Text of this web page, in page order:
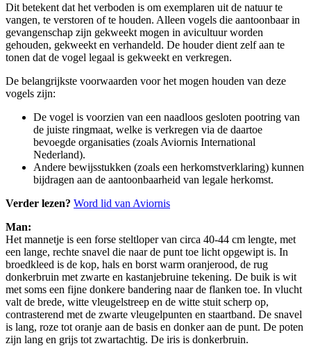
Dit betekent dat het verboden is om exemplaren uit de natuur te
vangen, te verstoren of te houden. Alleen vogels die aantoonbaar in
gevangenschap zijn gekweekt mogen in avicultuur worden
gehouden, gekweekt en verhandeld. De houder dient zelf aan te
tonen dat de vogel legaal is gekweekt en verkregen.
De belangrijkste voorwaarden voor het mogen houden van deze
vogels zijn:
De vogel is voorzien van een naadloos gesloten pootring van
de juiste ringmaat, welke is verkregen via de daartoe
bevoegde organisaties (zoals Aviornis International
Nederland).
Andere bewijsstukken (zoals een herkomstverklaring) kunnen
bijdragen aan de aantoonbaarheid van legale herkomst.
Verder lezen? Word lid van Aviornis
Man:
Het mannetje is een forse steltloper van circa 40-44 cm lengte, met
een lange, rechte snavel die naar de punt toe licht opgewipt is. In
broedkleed is de kop, hals en borst warm oranjerood, de rug
donkerbruin met zwarte en kastanjebruine tekening. De buik is wit
met soms een fijne donkere bandering naar de flanken toe. In vlucht
valt de brede, witte vleugelstreep en de witte stuit scherp op,
contrasterend met de zwarte vleugelpunten en staartband. De snavel
is lang, roze tot oranje aan de basis en donker aan de punt. De poten
zijn lang en grijs tot zwartachtig. De iris is donkerbruin.